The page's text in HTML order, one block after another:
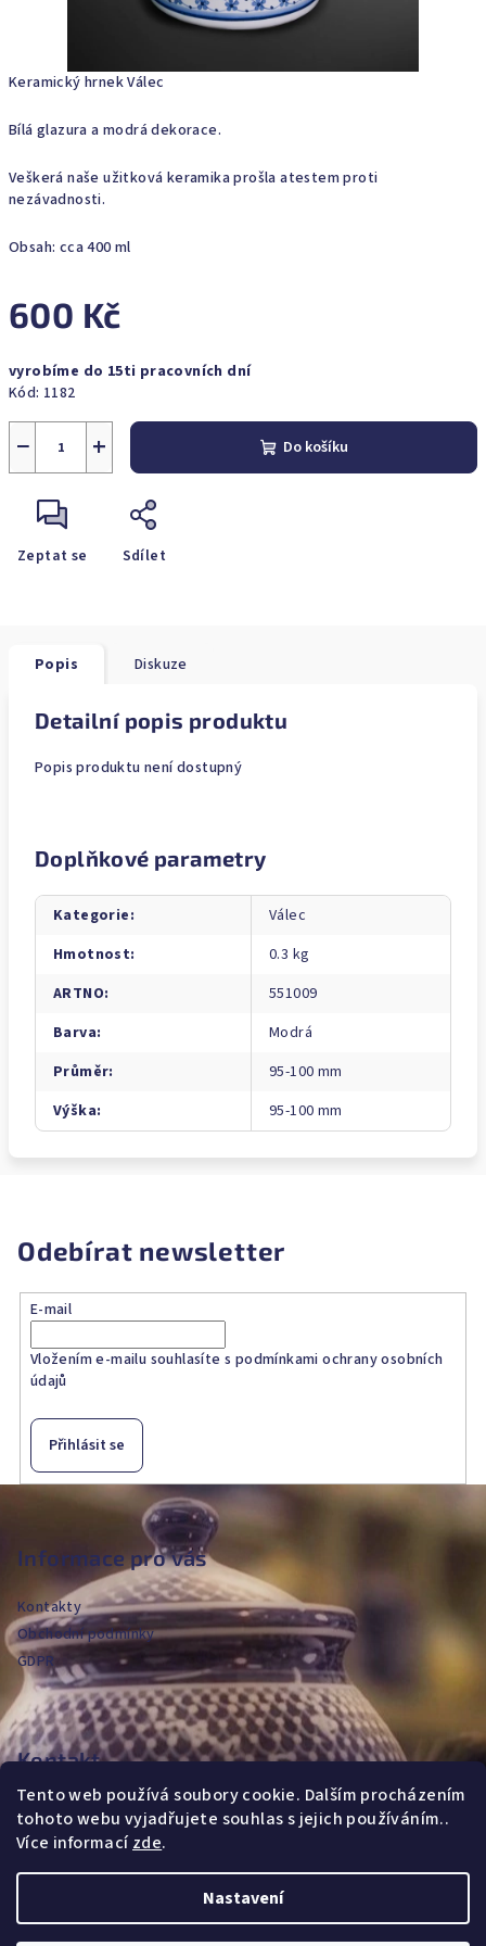
Tento web používá soubory cookie. Dalším procházením
tohoto webu vyjadřujete souhlas s jejich používáním..
Více informacízde.
Nastavení
Keramický hrnek Válec
Bílá glazura a modrá dekorace.
Veškerá naše užitková keramika prošla atestem proti
nezávadnosti.
Obsah: cca 400 ml
600 Kč
cena:
vyrobíme do 15ti pracovních dní
Kód: 1182
+
− Do košíku
Zeptat se Sdílet
Popis Diskuze
Detailní popis produktu
Popis produktu není dostupný
Doplňkové parametry
Kategorie:
Válec
Hmotnost:
0.3 kg
ARTNO:
551009
Barva:
Modrá
Průměr:
95-100 mm
Výška: 95-100 mm
Odebírat newsletter
E-mail
Vložením e-mailu souhlasíte s podmínkami ochrany osobních
údajů
Přihlásit se
Z
t
í
Informace pro vás
Kontakty
Obchodní podmínky
GDPR
Kontakt
jvanya
fajans.cz
+420604720590